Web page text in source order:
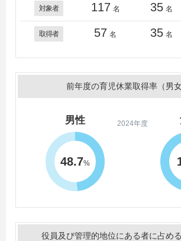
対象者 117 名 35 名
取得者 57 名 35 名
前年度の育児休業取得率（男女
2024年度
男性
48.7%
役員及び管理的地位にある者に占め